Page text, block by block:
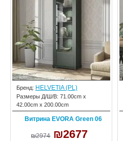
Бренд: HELVETIA (PL)
Размеры Д/Ш/В: 71.00cm x
42.00cm x 200.00cm
Витрина EVORA Green 06
₪2974 ₪2677